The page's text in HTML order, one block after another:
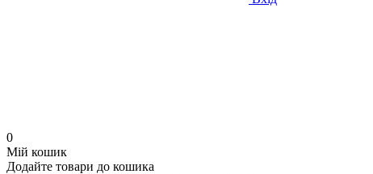
0
Мій кошик
Додайте товари до кошика